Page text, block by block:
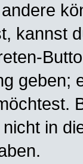
kannst
geben;
in